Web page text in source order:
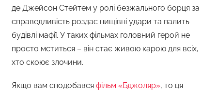
де Джейсон Стейтем у ролі безжального борця за
справедливість роздає нищівні удари та палить
будівлі мафії. У таких фільмах головний герой не
просто мститься – він стає живою карою для всіх,
хто скоює злочини.
Якщо вам сподобався фільм «Бджоляр», то ця